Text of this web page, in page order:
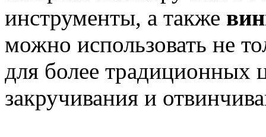
инструменты, а также
можно использовать не
для более традиционных
закручивания и